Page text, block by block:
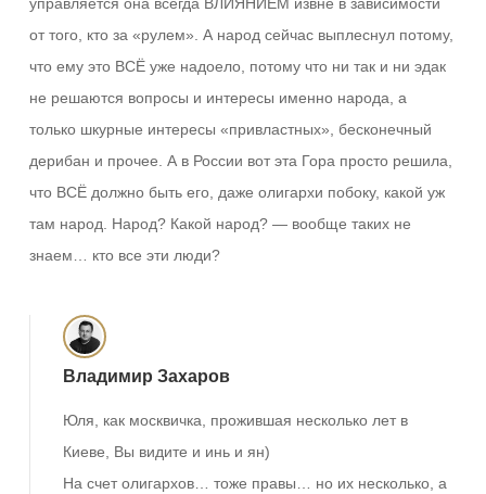
от того, кто за «рулем». А народ сейчас выплеснул потому,
что ему это ВСЁ уже надоело, потому что ни так и ни эдак
не решаются вопросы и интересы именно народа, а
только шкурные интересы «привластных», бесконечный
дерибан и прочее. А в России вот эта Гора просто решила,
что ВСЁ должно быть его, даже олигархи побоку, какой уж
там народ. Народ? Какой народ? — вообще таких не
знаем… кто все эти люди?
Владимир Захаров
Юля, как москвичка, прожившая несколько лет в
Киеве, Вы видите и инь и ян)
На счет олигархов… тоже правы… но их несколько, а